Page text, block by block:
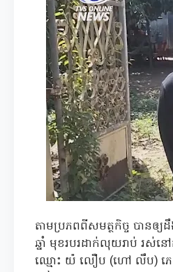
តាមប្រភពពីសមត្ថកិច្ច បានឲ្
ឆ្នាំ មុខរបរដាក់លុយរាប់ រស់ន
ឈ្មោះ យ៉ លឿប (ហៅ លឹប) ភេទ